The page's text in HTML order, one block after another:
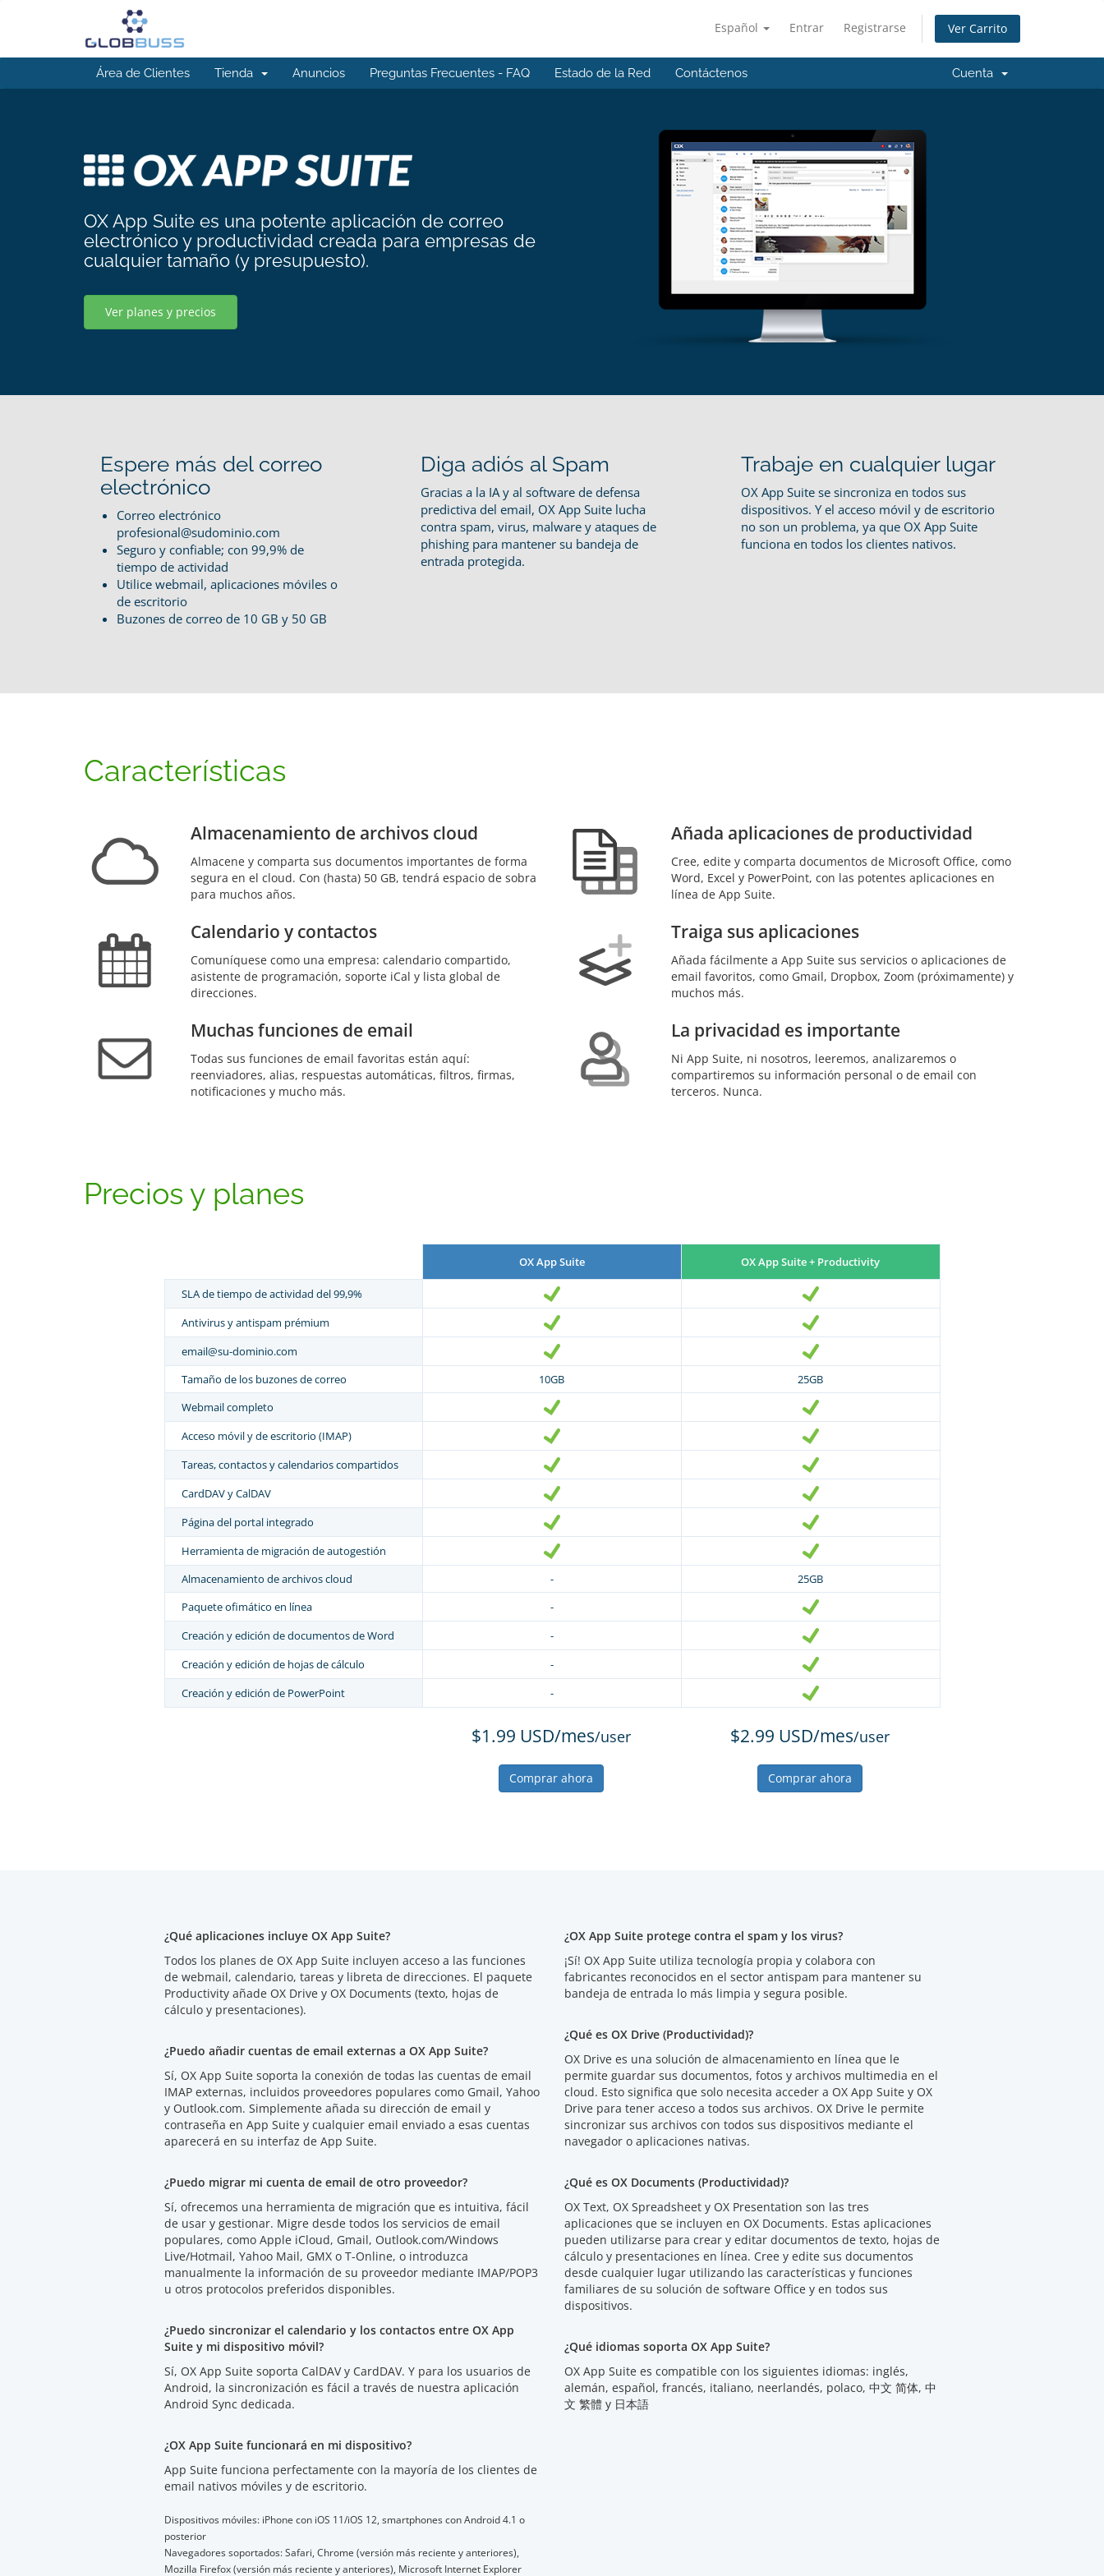
Español Entrar Registrarse Ver Carrito
Área de Clientes Tienda Anuncios Preguntas Frecuentes - FAQ Estado de la Red Contáctenos Cuenta
OX App Suite es una potente aplicación de correo
electrónico y productividad creada para empresas de
cualquier tamaño (y presupuesto).
Ver planes y precios
Espere más del correo
electrónico
Correo electrónico
profesional@sudominio.com
Seguro y confiable; con 99,9% de
tiempo de actividad
Utilice webmail, aplicaciones móviles o
de escritorio
Buzones de correo de 10 GB y 50 GB
Diga adiós al Spam
Gracias a la IA y al software de defensa
predictiva del email, OX App Suite lucha
contra spam, virus, malware y ataques de
phishing para mantener su bandeja de
entrada protegida.
Trabaje en cualquier lugar
OX App Suite se sincroniza en todos sus
dispositivos. Y el acceso móvil y de escritorio
no son un problema, ya que OX App Suite
funciona en todos los clientes nativos.
Características
Almacenamiento de archivos cloud
Almacene y comparta sus documentos importantes de forma
segura en el cloud. Con (hasta) 50 GB, tendrá espacio de sobra
para muchos años.
Calendario y contactos
Comuníquese como una empresa: calendario compartido,
asistente de programación, soporte iCal y lista global de
direcciones.
Muchas funciones de email
Todas sus funciones de email favoritas están aquí:
reenviadores, alias, respuestas automáticas, filtros, firmas,
notificaciones y mucho más.
Añada aplicaciones de productividad
Cree, edite y comparta documentos de Microsoft Office, como
Word, Excel y PowerPoint, con las potentes aplicaciones en
línea de App Suite.
Traiga sus aplicaciones
Añada fácilmente a App Suite sus servicios o aplicaciones de
email favoritos, como Gmail, Dropbox, Zoom (próximamente) y
muchos más.
La privacidad es importante
Ni App Suite, ni nosotros, leeremos, analizaremos o
compartiremos su información personal o de email con
terceros. Nunca.
Precios y planes
OX App Suite OX App Suite + Productivity
SLA de tiempo de actividad del 99,9%
Antivirus y antispam prémium
email@su-dominio.com
Tamaño de los buzones de correo
10GB
25GB
Webmail completo
Acceso móvil y de escritorio (IMAP)
Tareas, contactos y calendarios compartidos
CardDAV y CalDAV
Página del portal integrado
Herramienta de migración de autogestión
Almacenamiento de archivos cloud
-
25GB
Paquete ofimático en línea
-
Creación y edición de documentos de Word
-
Creación y edición de hojas de cálculo
-
Creación y edición de PowerPoint
-
$1.99 USD/mes/user
Comprar ahora
$2.99 USD/mes/user
Comprar ahora
¿Qué aplicaciones incluye OX App Suite?
Todos los planes de OX App Suite incluyen acceso a las funciones
de webmail, calendario, tareas y libreta de direcciones. El paquete
Productivity añade OX Drive y OX Documents (texto, hojas de
cálculo y presentaciones).
¿Puedo añadir cuentas de email externas a OX App Suite?
Sí, OX App Suite soporta la conexión de todas las cuentas de email
IMAP externas, incluidos proveedores populares como Gmail, Yahoo
y Outlook.com. Simplemente añada su dirección de email y
contraseña en App Suite y cualquier email enviado a esas cuentas
aparecerá en su interfaz de App Suite.
¿Puedo migrar mi cuenta de email de otro proveedor?
Sí, ofrecemos una herramienta de migración que es intuitiva, fácil
de usar y gestionar. Migre desde todos los servicios de email
populares, como Apple iCloud, Gmail, Outlook.com/Windows
Live/Hotmail, Yahoo Mail, GMX o T-Online, o introduzca
manualmente la información de su proveedor mediante IMAP/POP3
u otros protocolos preferidos disponibles.
¿Puedo sincronizar el calendario y los contactos entre OX App
Suite y mi dispositivo móvil?
Sí, OX App Suite soporta CalDAV y CardDAV. Y para los usuarios de
Android, la sincronización es fácil a través de nuestra aplicación
Android Sync dedicada.
¿OX App Suite funcionará en mi dispositivo?
App Suite funciona perfectamente con la mayoría de los clientes de
email nativos móviles y de escritorio.
Dispositivos móviles: iPhone con iOS 11/iOS 12, smartphones con Android 4.1 o
posterior
Navegadores soportados: Safari, Chrome (versión más reciente y anteriores),
Mozilla Firefox (versión más reciente y anteriores), Microsoft Internet Explorer
¿OX App Suite protege contra el spam y los virus?
¡Sí! OX App Suite utiliza tecnología propia y colabora con
fabricantes reconocidos en el sector antispam para mantener su
bandeja de entrada lo más limpia y segura posible.
¿Qué es OX Drive (Productividad)?
OX Drive es una solución de almacenamiento en línea que le
permite guardar sus documentos, fotos y archivos multimedia en el
cloud. Esto significa que solo necesita acceder a OX App Suite y OX
Drive para tener acceso a todos sus archivos. OX Drive le permite
sincronizar sus archivos con todos sus dispositivos mediante el
navegador o aplicaciones nativas.
¿Qué es OX Documents (Productividad)?
OX Text, OX Spreadsheet y OX Presentation son las tres
aplicaciones que se incluyen en OX Documents. Estas aplicaciones
pueden utilizarse para crear y editar documentos de texto, hojas de
cálculo y presentaciones en línea. Cree y edite sus documentos
desde cualquier lugar utilizando las características y funciones
familiares de su solución de software Office y en todos sus
dispositivos.
¿Qué idiomas soporta OX App Suite?
OX App Suite es compatible con los siguientes idiomas: inglés,
alemán, español, francés, italiano, neerlandés, polaco, 中文 简体, 中
文 繁體 y 日本語